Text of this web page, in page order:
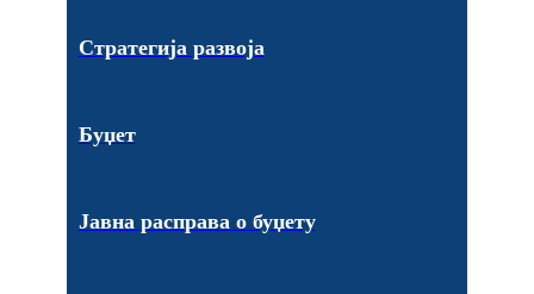
Стратегија развоја
Буџет
Јавна расправа о буџету